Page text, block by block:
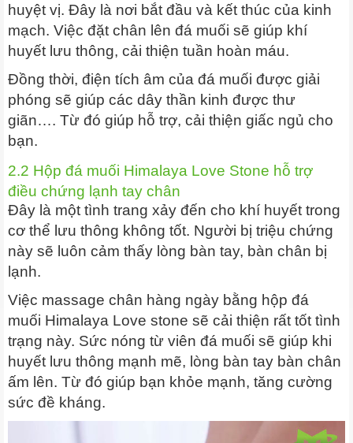
huyệt vị. Đây là nơi bắt đầu và kết thúc của kinh
mạch. Việc đặt chân lên đá muối sẽ giúp khí
huyết lưu thông, cải thiện tuần hoàn máu.
Đồng thời, điện tích âm của đá muối được giải
phóng sẽ giúp các dây thần kinh được thư
giãn…. Từ đó giúp hỗ trợ, cải thiện giấc ngủ cho
bạn.
2.2 Hộp đá muối Himalaya Love Stone hỗ trợ
điều chứng lạnh tay chân
Đây là một tình trang xảy đến cho khí huyết trong
cơ thể lưu thông không tốt. Người bị triệu chứng
này sẽ luôn cảm thấy lòng bàn tay, bàn chân bị
lạnh.
Việc massage chân hàng ngày bằng hộp đá
muối Himalaya Love stone sẽ cải thiện rất tốt tình
trạng này. Sức nóng từ viên đá muối sẽ giúp khi
huyết lưu thông mạnh mẽ, lòng bàn tay bàn chân
ấm lên. Từ đó giúp bạn khỏe mạnh, tăng cường
sức đề kháng.